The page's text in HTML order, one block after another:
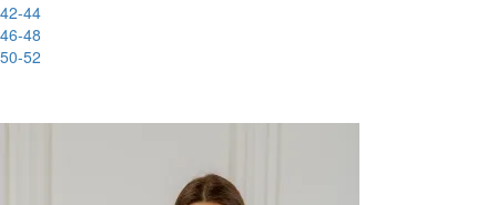
42-44
46-48
50-52